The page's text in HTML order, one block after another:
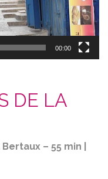
00:00
DE LA
– 55 min |